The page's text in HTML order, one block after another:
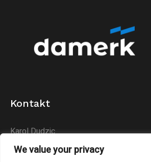
We value your privacy
Kontakt
Karol Dudzic
Huta Podłysica 24B
26-004 Bieliny